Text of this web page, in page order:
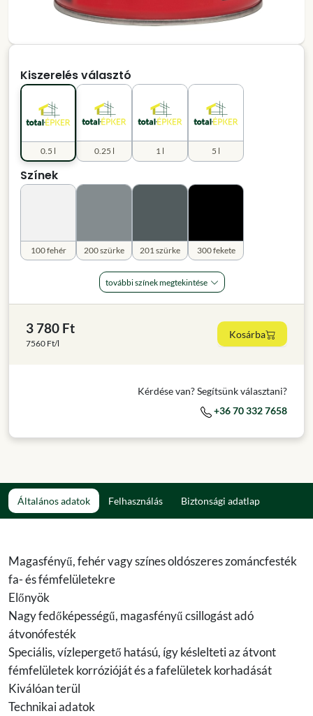
Kiszerelés választó
0.25 l
0.5 l 1 l 5 l
Színek
100 fehér 200 szürke 201 szürke 300 fekete
további színek megtekintése
3 780 Ft
7560 Ft/l
Kosárba
Kérdése van? Segítsünk választani?
+36 70 332 7658
Általános adatok Felhasználás Biztonsági adatlap
Magasfényű, fehér vagy színes oldószeres zománcfesték
fa- és fémfelületekre
Előnyök
Nagy fedőképességű, magasfényű csillogást adó
átvonófesték
Speciális, vízlepergető hatású, így késlelteti az átvont
fémfelületek korrózióját és a fafelületek korhadását
Kiválóan terül
Technikai adatok